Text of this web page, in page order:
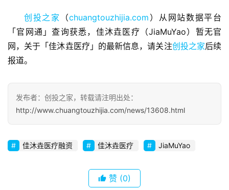
察
初
企
业
品
发
注册
创投之家 （chuangtouzhijia.com ）从网站数据平台
「官网通」查询获悉，佳沐垚医疗（JiaMuYao）暂无官
网，关于「佳沐垚医疗」的最新信息，请关注创投之家后续
报道。
发布者：创投之家，转载请注明出处：
http://www.chuangtouzhijia.com/news/13608.html
佳沐垚医疗融资 佳沐垚医疗 JiaMuYao
赞 (0)